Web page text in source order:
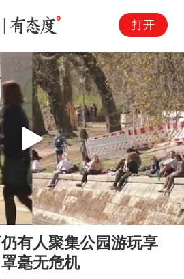
打开
00:37
Play
有人聚集公园游玩享
毫无危机